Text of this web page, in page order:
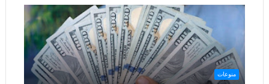
منوعات